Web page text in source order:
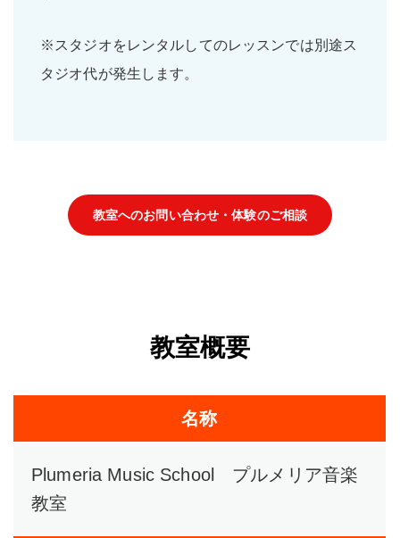
※スタジオをレンタルしてのレッスンでは別途ス
タジオ代が発生します。
教室へのお問い合わせ・体験のご相談
教室概要
名称
Plumeria Music School プルメリア音楽
教室